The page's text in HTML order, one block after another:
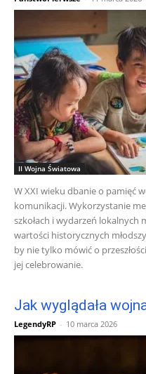
II Wojna Światowa
W XXI wieku dbanie o pamięć
komunikacji. Wykorzystanie
szkołach i wydarzeń lokalnych
wartości historycznych
by nie tylko mówić o
jej celebrowanie.
Jak wyglądała
LegendyRP - 10 marca 2026